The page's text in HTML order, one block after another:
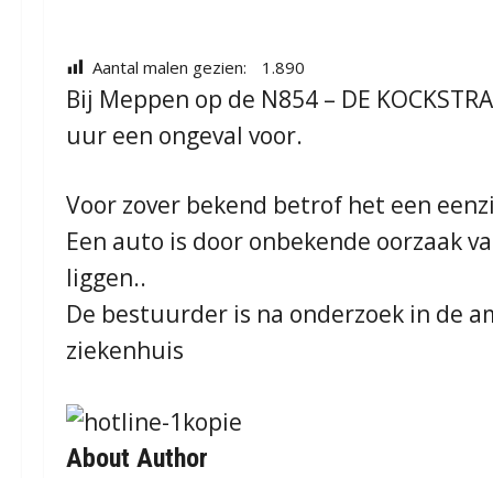
Aantal malen gezien: 1.890
Bij Meppen op de N854 – DE
uur een ongeval voor.
Voor zover bekend betrof het een
Een auto is door onbekende oorzaak
liggen..
De bestuurder is na onderzoek in de
ziekenhuis
About Author